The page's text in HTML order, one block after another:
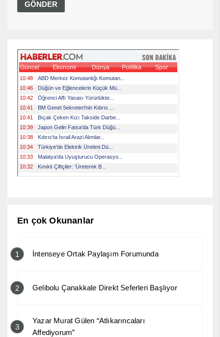
En çok Okunanlar
1 İntenseye Ortak Paylaşım Forumunda
2 Gelibolu Çanakkale Direkt Seferleri Başlıyor
3
Yazar Murat Gülen “Atlıkarıncaları
Affediyorum”